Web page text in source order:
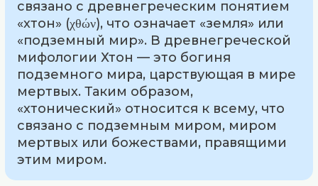
связано с древнегреческим понятием
«хтон» (χθών), что означает «земля» или
«подземный мир». В древнегреческой
мифологии Хтон — это богиня
подземного мира, царствующая в мире
мертвых. Таким образом,
«хтонический» относится к всему, что
связано с подземным миром, миром
мертвых или божествами, правящими
этим миром.